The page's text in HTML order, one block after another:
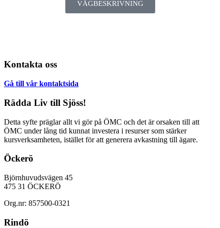
VÄGBESKRIVNING
Kontakta oss
Gå till vår kontaktsida
Rädda Liv till Sjöss!
Detta syfte präglar allt vi gör på ÖMC och det är orsaken till att
ÖMC under lång tid kunnat investera i resurser som stärker
kursverksamheten, istället för att generera avkastning till ägare.
Öckerö
Björnhuvudsvägen 45
475 31 ÖCKERÖ
Org.nr: 857500-0321
Rindö